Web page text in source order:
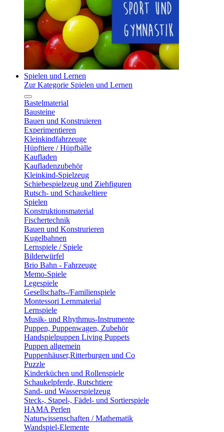
Spielen und Lernen
Zur Kategorie Spielen und Lernen
Bastelmaterial
Bausteine
Bauen und Konstruieren
Experimentieren
Kleinkindfahrzeuge
Hüpftiere / Hüpfbälle
Kaufladen
Kaufladenzubehör
Kleinkind-Spielzeug
Schiebespielzeug und Ziehfiguren
Rutsch- und Schaukeltiere
Spielen
Konstruktionsmaterial
Fischertechnik
Bauen und Konstrurieren
Kugelbahnen
Lernspiele / Spiele
Bilderwürfel
Brio Bahn - Fahrzeuge
Memo-Spiele
Legespiele
Gesellschafts-/Familienspiele
Montessori Lernmaterial
Lernspiele
Musik- und Rhythmus-Instrumente
Puppen, Puppenwagen, Zubehör
Handspielpuppen Living Puppets
Puppen allgemein
Puppenhäuser,Ritterburgen und Co
Puzzle
Kinderküchen und Rollenspiele
Schaukelpferde, Rutschtiere
Sand- und Wasserspielzeug
Steck-, Stapel-, Fädel- und Sortierspiele
HAMA Perlen
Naturwissenschaften / Mathematik
Wandspiel-Elemente